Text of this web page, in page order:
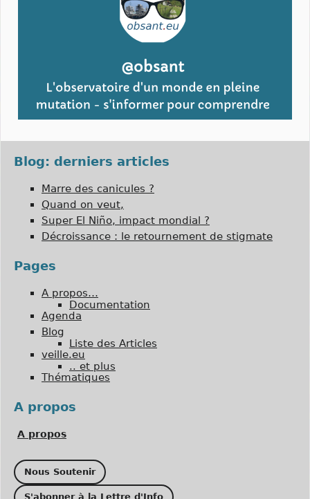
Blog: derniers articles
Marre des canicules ?
Quand on veut,
Super El Niño, impact mondial ?
Décroissance : le retournement de stigmate
Pages
A propos…
Documentation
Agenda
Blog
Liste des Articles
veille.eu
.. et plus
Thématiques
A propos
A propos
Nous Soutenir
S'abonner à la Lettre d'Info